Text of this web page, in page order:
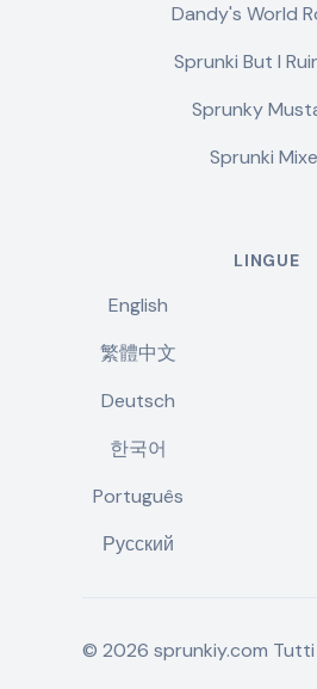
Dandy's World
Sprunki But I
Sprunky
Sprunki
LINGUE
English
繁體中文
Deutsch
한국어
Português
Русский
© 2026 sprunkiy.com